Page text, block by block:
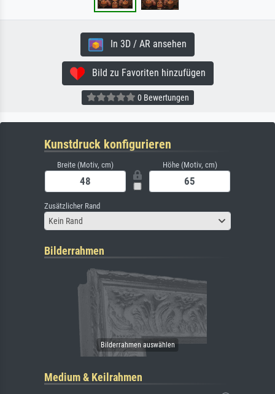
In 3D / AR ansehen
Bild zu Favoriten hinzufügen
0 Bewertungen
Kunstdruck konfigurieren
Breite (Motiv, cm) Höhe (Motiv, cm)
Zusätzlicher Rand
Kein Rand
Bilderrahmen
Medium & Keilrahmen